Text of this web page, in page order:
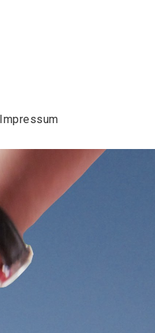
Impressum